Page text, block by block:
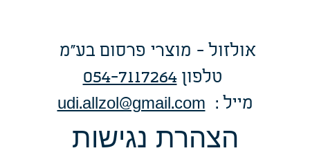
אולזול - מוצרי פרסום בע"מ
טלפון054-7117264
udi.allzol@gmail.com
: מייל
הצהרת נגישות